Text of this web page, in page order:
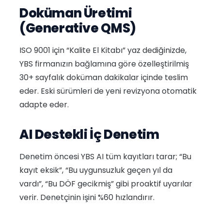
Doküman Üretimi
(Generative QMS)
ISO 9001 için “Kalite El Kitabı” yaz dediğinizde,
YBS firmanızın bağlamına göre özelleştirilmiş
30+ sayfalık doküman dakikalar içinde teslim
eder. Eski sürümleri de yeni revizyona otomatik
adapte eder.
AI Destekli İç Denetim
Denetim öncesi YBS AI tüm kayıtları tarar; “Bu
kayıt eksik”, “Bu uygunsuzluk geçen yıl da
vardı”, “Bu DÖF gecikmiş” gibi proaktif uyarılar
verir. Denetçinin işini %60 hızlandırır.